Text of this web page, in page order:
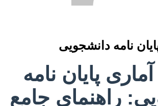
نامه دانشجویی
پایان نامه
راهنمای جامع